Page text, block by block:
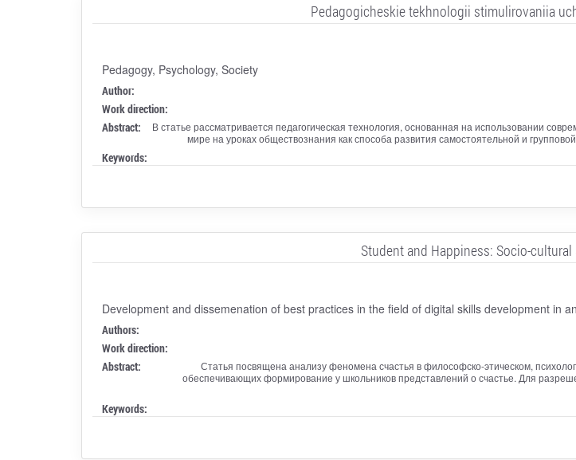
Pedagogicheskie tekhnologii stimulirovaniia
Pedagogy, Psychology, Society
Author:
Work direction:
Abstract:
В статье рассматривается педагогическая технология, основанная на использовании
мире на уроках обществознания как способа развития самостоятельной и
Keywords:
Student and Happiness: Socio-
Development and dissemenation of best practices in the field of digital skills development in
Authors:
Work direction:
Abstract:
Статья посвящена анализу феномена счастья в философско-этическом,
обеспечивающих формирование у школьников представлений о счастье. Для
Keywords: